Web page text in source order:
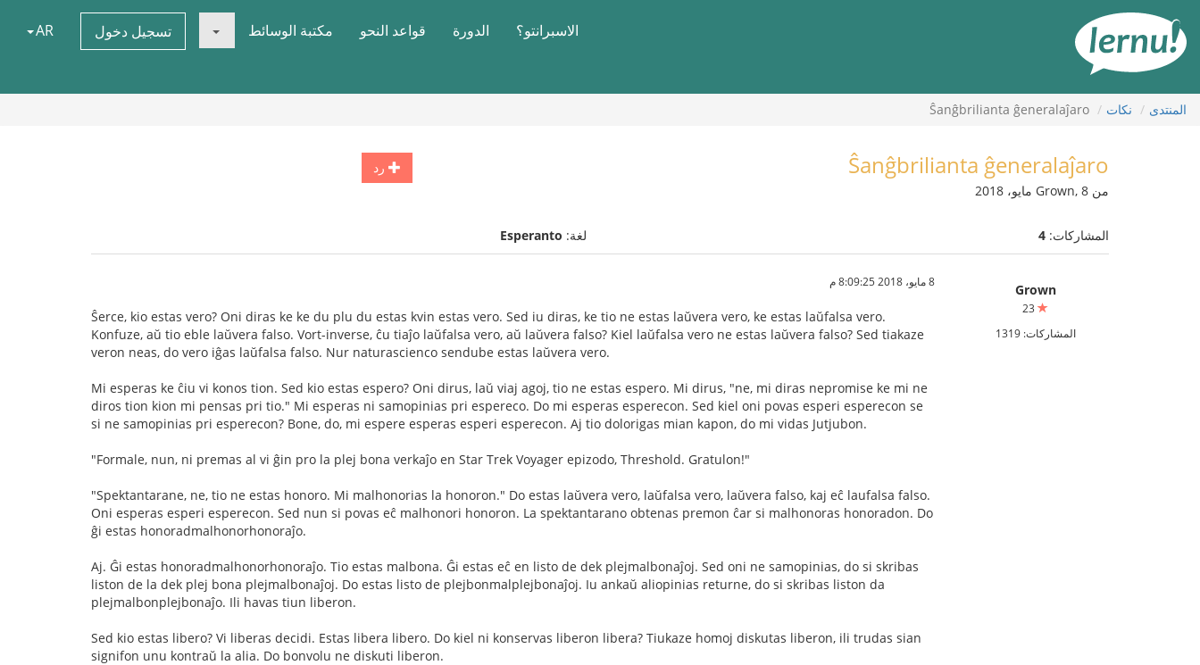
المحتويات
الاسبرانتو؟ الدورة قواعد النحو مكتبة الوسائط تسجيل دخول AR
المنتدى نكات Ŝanĝbrilianta ĝeneralaĵaro
رد Ŝanĝbrilianta ĝeneralaĵaro
من Grown, 8 مايو، 2018
المشاركات: 4 لغة: Esperanto
Grown
المشاركات: 1319
8 مايو، 2018 8:09:25 م
Ŝerce, kio estas vero? Oni diras ke ke du plu du estas kvin estas vero. Sed iu diras, ke tio ne estas laŭvera vero, ke estas laŭfalsa vero.
Konfuze, aŭ tio eble laŭvera falso. Vort-inverse, ĉu tiaĵo laŭfalsa vero, aŭ laŭvera falso? Kiel laŭfalsa vero ne estas laŭvera falso? Sed tiakaze
veron neas, do vero iĝas laŭfalsa falso. Nur naturascienco sendube estas laŭvera vero.
Mi esperas ke ĉiu vi konos tion. Sed kio estas espero? Oni dirus, laŭ viaj agoj, tio ne estas espero. Mi dirus, "ne, mi diras nepromise ke mi ne
diros tion kion mi pensas pri tio." Mi esperas ni samopinias pri espereco. Do mi esperas esperecon. Sed kiel oni povas esperi esperecon se
si ne samopinias pri esperecon? Bone, do, mi espere esperas esperi esperecon. Aj tio dolorigas mian kapon, do mi vidas Jutjubon.
"Formale, nun, ni premas al vi ĝin pro la plej bona verkaĵo en Star Trek Voyager epizodo, Threshold. Gratulon!"
"Spektantarane, ne, tio ne estas honoro. Mi malhonorias la honoron." Do estas laŭvera vero, laŭfalsa vero, laŭvera falso, kaj eĉ laufalsa falso.
Oni esperas esperi esperecon. Sed nun si povas eĉ malhonori honoron. La spektantarano obtenas premon ĉar si malhonoras honoradon. Do
ĝi estas honoradmalhonorhonoraĵo.
Aj. Ĝi estas honoradmalhonorhonoraĵo. Tio estas malbona. Ĝi estas eĉ en listo de dek plejmalbonaĵoj. Sed oni ne samopinias, do si skribas
liston de la dek plej bona plejmalbonaĵoj. Do estas listo de plejbonmalplejbonaĵoj. Iu ankaŭ aliopinias returne, do si skribas liston da
plejmalbonplejbonaĵo. Ili havas tiun liberon.
Sed kio estas libero? Vi liberas decidi. Estas libera libero. Do kiel ni konservas liberon libera? Tiukaze homoj diskutas liberon, ili trudas sian
signifon unu kontraŭ la alia. Do bonvolu ne diskuti liberon.